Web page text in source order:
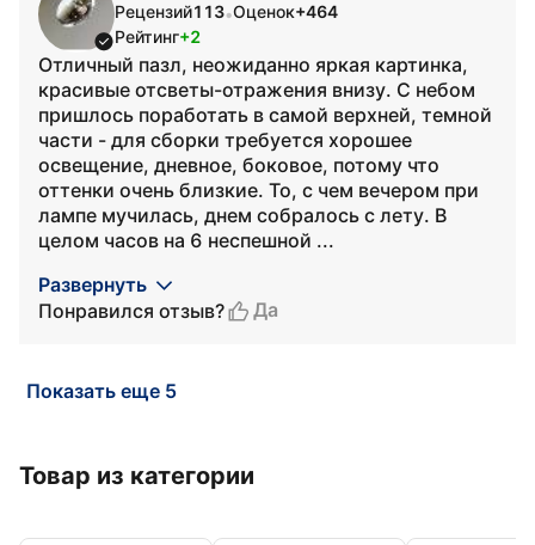
Рецензий113•Оценок+464
Рейтинг+2
Отличный пазл, неожиданно яркая картинка,
красивые отсветы-отражения внизу. С небом
пришлось поработать в самой верхней, темной
части - для сборки требуется хорошее
освещение, дневное, боковое, потому что
оттенки очень близкие. То, с чем вечером при
лампе мучилась, днем собралось с лету. В
целом часов на 6 неспешной ...
Развернуть
Понравился отзыв?
Да
Показать еще 5
Товар из категории